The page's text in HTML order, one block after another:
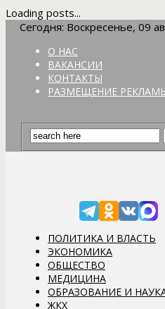
Loading posts...
Сегодня: Воскресенье, 09
О НАС
ВАКАНСИИ
КОНТАКТЫ
РАЗМЕЩЕНИЕ
ПОЛИТИКА И ВЛАСТЬ
ЭКОНОМИКА
ОБЩЕСТВО
МЕДИЦИНА
ОБРАЗОВАНИЕ И
ЖКХ